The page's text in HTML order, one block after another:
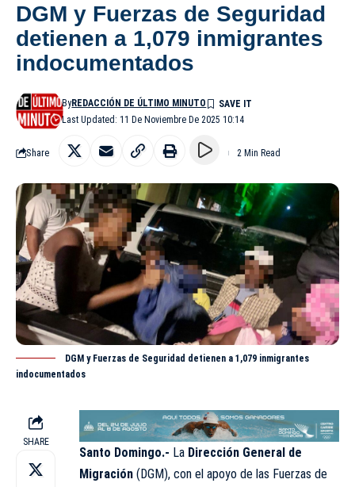
DGM y Fuerzas de Seguridad
detienen a 1,079 inmigrantes
indocumentados
Last Updated: 11 De Noviembre De 2025 10:14
ByREDACCIÓN DE ÚLTIMO MINUTO
Share 2 Min Read
DGM y Fuerzas de Seguridad detienen a 1,079 inmigrantes
indocumentados
SHARE
Santo Domingo.- La Dirección General de
Migración (DGM), con el apoyo de las Fuerzas de